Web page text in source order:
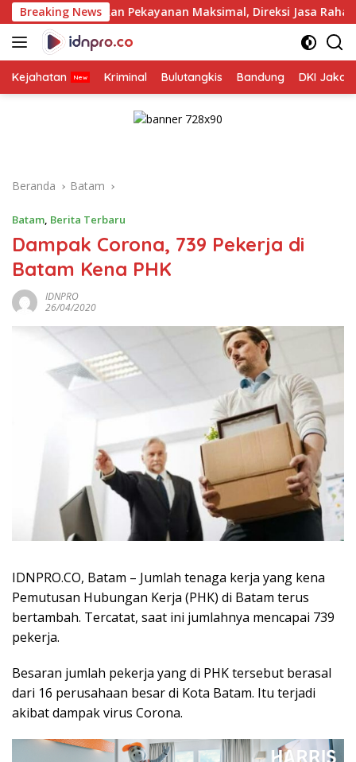
Langsung
ke
konten
Breaking News
Pekayanan Maksimal, Direksi Jasa Raharja Tinjau Korban
Kejahatan Kriminal Bulutangkis Bandung DKI
Beranda Batam
Batam, Berita Terbaru
Dampak Corona, 739 Pekerja di
Batam Kena PHK
IDNPRO
26/04/2020
IDNPRO.CO, Batam – Jumlah tenaga kerja yang kena
Pemutusan Hubungan Kerja (PHK) di Batam terus
bertambah. Tercatat, saat ini jumlahnya mencapai 739
pekerja.
Besaran jumlah pekerja yang di PHK tersebut berasal
dari 16 perusahaan besar di Kota Batam. Itu terjadi
akibat dampak virus Corona.